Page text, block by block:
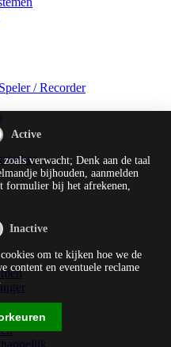
/ Recorder
verwacht; Denk aan de taal
bijhouden, aanmelden
formulier bij het afrekenen,
om te kijken hoe we de
content en eventuele reclame